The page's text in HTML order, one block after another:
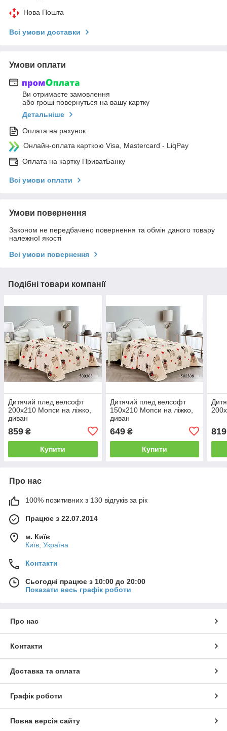
Нова Пошта
Всі умови доставки
Умови оплати
Ви отримаєте замовлення
або гроші повернуться на вашу картку
Детальніше
Оплата на рахунок
Онлайн-оплата карткою Visa, Mastercard - LiqPay
Оплата на картку ПриватБанку
Всі умови оплати
Умови повернення
Законом не передбачено повернення та обмін даного товару
належної якості
Всі умови повернення
Подібні товари компанії
Дитячий плед велсофт
200х210 Мопси на ліжко,
диван
859 ₴
Купити
Дитячий плед велсофт
150х210 Мопси на ліжко,
диван
649₴
Купити
819
Про нас
100% позитивних з 130 відгуків за рік
Працює з 22.07.2014
м. Київ
Київ, Україна
Контакти
Сьогодні працює з 10:00 до 20:00
Показати весь графік роботи
Про нас
Контакти
Доставка та оплата
Графік роботи
Повна версія сайту